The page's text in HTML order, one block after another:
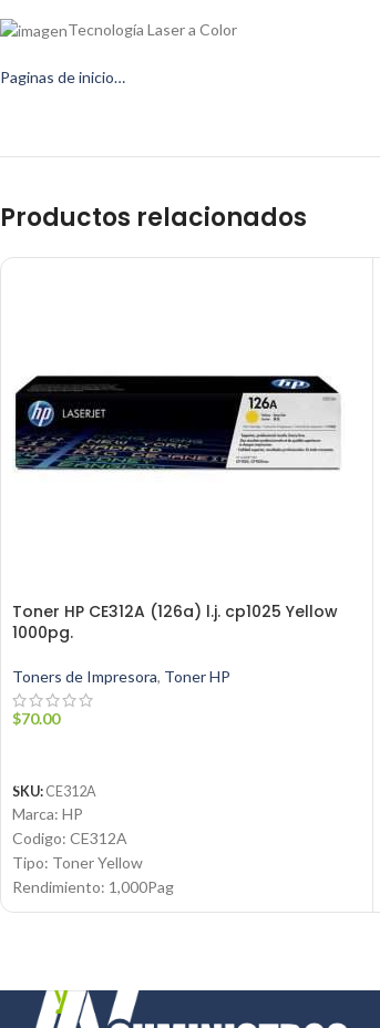
Tecnología Laser a Color
Paginas de inicio…
Productos relacionados
Toner HP CE312A (126a) l.j. cp1025 Yellow
1000pg.
Toners de Impresora, Toner HP
$70.00
SKU: CE312A
Marca: HP
Codigo: CE312A
Tipo: Toner Yellow
Rendimiento: 1,000Pag
Condicion: Nuevo
WhatsApp: 51 991 864 930